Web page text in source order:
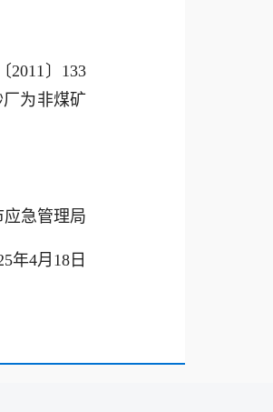
2011〕133
为非煤矿
应急管理局
年4月18日